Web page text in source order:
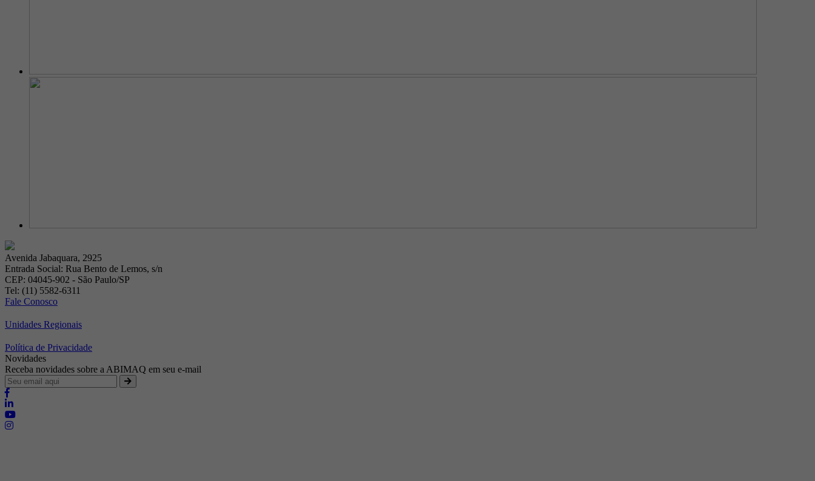
Avenida Jabaquara, 2925
Entrada Social: Rua Bento de Lemos, s/n
CEP: 04045-902 - São Paulo/SP
Tel: (11) 5582-6311
Fale Conosco
Unidades Regionais
Política de Privacidade
Novidades
Receba novidades sobre a ABIMAQ em seu e-mail